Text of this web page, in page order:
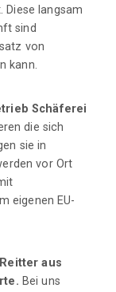
Diese langsam
sind
von
kann.
Schäferei
die sich
sie in
vor Ort
eigenen EU-
aus
Bei uns